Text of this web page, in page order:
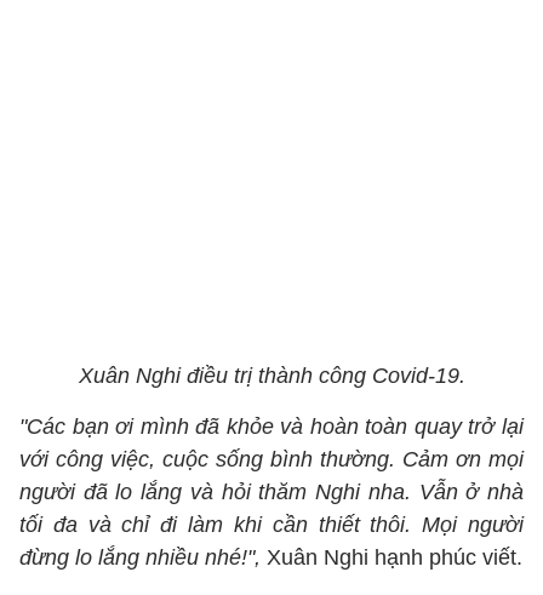
Xuân Nghi điều trị thành công Covid-19.
"Các bạn ơi mình đã khỏe và hoàn toàn quay trở lại
với công việc, cuộc sống bình thường. Cảm ơn mọi
người đã lo lắng và hỏi thăm Nghi nha. Vẫn ở nhà
tối đa và chỉ đi làm khi cần thiết thôi. Mọi người
đừng lo lắng nhiều nhé!", Xuân Nghi hạnh phúc viết.